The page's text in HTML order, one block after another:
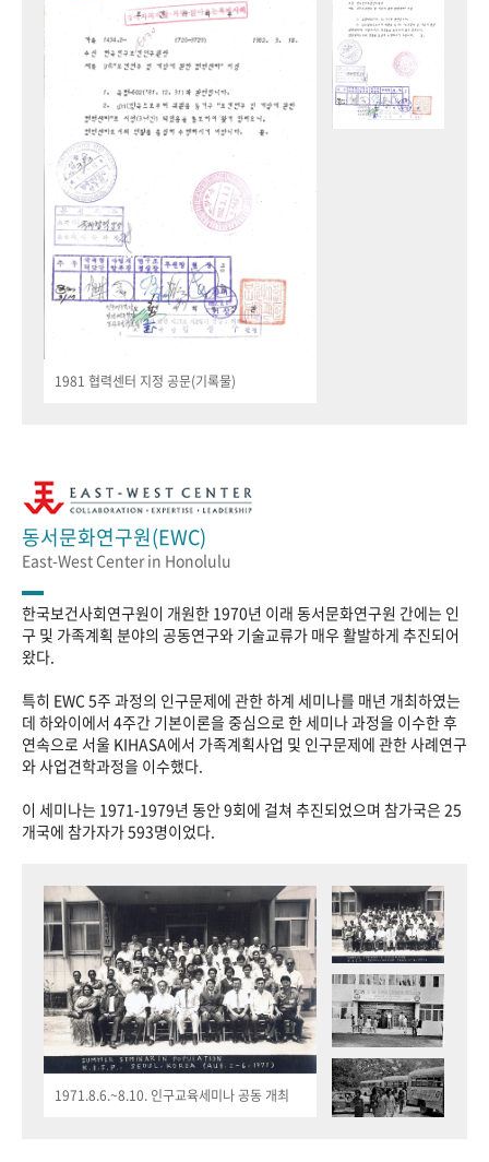
1981 협력센터 지정 공문(기록물)
동서문화연구원(EWC)
East-West Center in Honolulu
한국보건사회연구원이 개원한 1970년 이래 동서문화연구원 간에는 인
구 및 가족계획 분야의 공동연구와 기술교류가 매우 활발하게 추진되어
왔다.
특히 EWC 5주 과정의 인구문제에 관한 하계 세미나를 매년 개최하였는
데 하와이에서 4주간 기본이론을 중심으로 한 세미나 과정을 이수한 후
연속으로 서울 KIHASA에서 가족계획사업 및 인구문제에 관한 사례연구
와 사업견학과정을 이수했다.
이 세미나는 1971-1979년 동안 9회에 걸쳐 추진되었으며 참가국은 25
개국에 참가자가 593명이었다.
1971.8.6.~8.10. 인구교육세미나 공동 개최